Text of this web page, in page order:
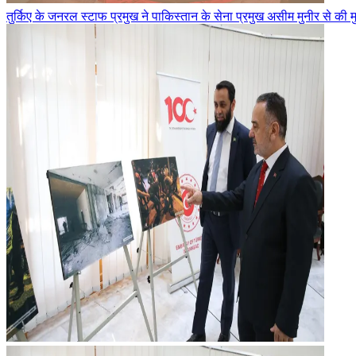
तुर्किए के जनरल स्टाफ प्रमुख ने पाकिस्तान के सेना प्रमुख असीम मुनीर से की